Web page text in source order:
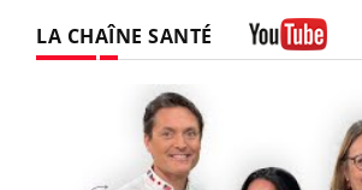
LA CHAÎNE SANTÉ